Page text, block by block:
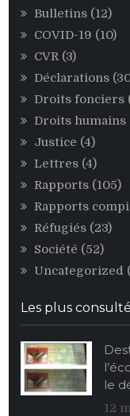
Bulletins (12)
COVID-19 (10)
CVR(3)
Déclarations
Droits fonciers
Droits humains
Justice (4)
Lettres (4)
Rapports (105)
Rapports
Réfugiés (23)
Société (52)
Uncategorized
Les plus
le
12